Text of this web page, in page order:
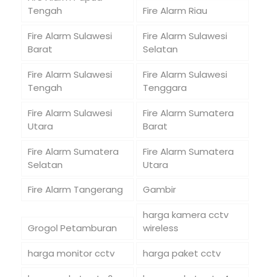
Tengah
Fire Alarm Riau
Fire Alarm Sulawesi
Barat
Fire Alarm Sulawesi
Selatan
Fire Alarm Sulawesi
Tengah
Fire Alarm Sulawesi
Tenggara
Fire Alarm Sulawesi
Utara
Fire Alarm Sumatera
Barat
Fire Alarm Sumatera
Selatan
Fire Alarm Sumatera
Utara
Fire Alarm Tangerang
Gambir
Grogol Petamburan
harga kamera cctv
wireless
harga monitor cctv
harga paket cctv